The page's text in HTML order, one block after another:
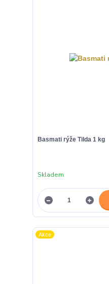
Basmati rýže Tilda 1 kg
Skladem
Akce